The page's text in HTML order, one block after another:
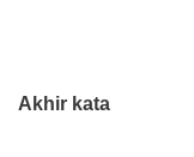
Akhir kata